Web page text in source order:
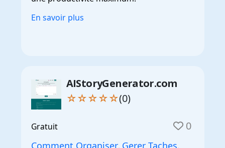
En savoir plus
AIStoryGenerator.com
☆☆☆☆☆(0)
Gratuit 0
Comment Organiser Gerer Taches